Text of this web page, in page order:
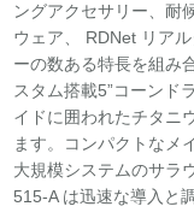
ングアクセサリー、耐
ウェア、 RDNet リア
ーの数ある特長を組み
スタム搭載5”コーンド
イドに囲われたチタニ
ます。コンパクトなメ
大規模システムのサラ
515-A は迅速な導入と